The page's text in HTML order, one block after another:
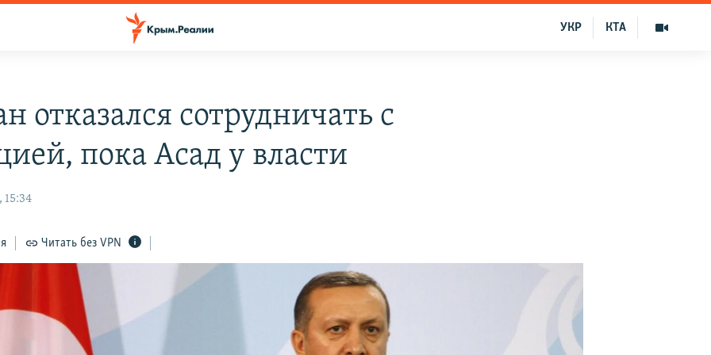
КТА
УКР
отказался сотрудничать с
пока Асад у власти
15:34
Читать без VPN